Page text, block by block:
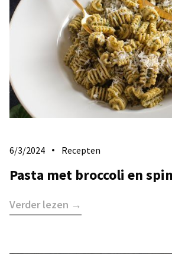
6/3/2024 Recepten
Pasta met broccoli en
Verder lezen →